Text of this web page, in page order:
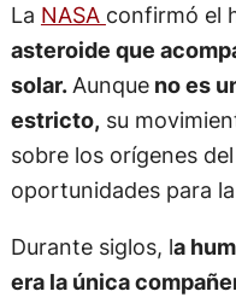
La NASA confirmó el
asteroide que
solar. Aunqueno es
estricto, su
sobre los orígenes
oportunidades para
Durante siglos, la
era la única